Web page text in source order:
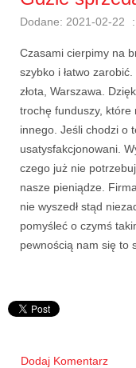
Dodane: 2021-02-22
Czasami cierpimy na
szybko i łatwo
złota, Warszawa.
trochę funduszy,
innego. Jeśli chodzi o
usatysfakcjonowani.
czego już nie
nasze pieniądze.
nie wyszedł stąd
pomyśleć o czymś
pewnością nam się to
Dodaj Komentarz